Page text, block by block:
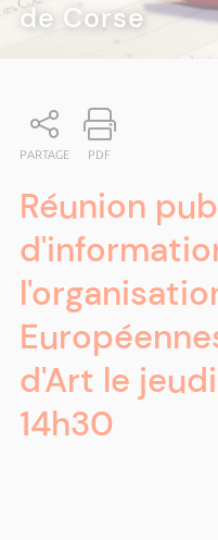
de Corse
PARTAGE PDF
Réunion
d'Art le
14h30